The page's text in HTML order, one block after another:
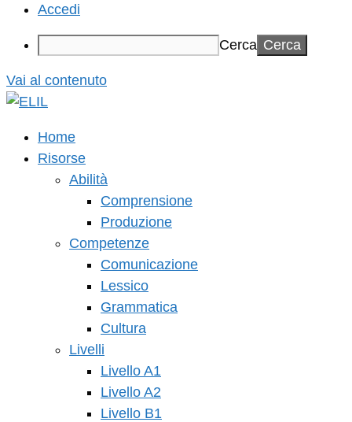
Accedi
Cerca
Vai al contenuto
Home
Risorse
Abilità
Comprensione
Produzione
Competenze
Comunicazione
Lessico
Grammatica
Cultura
Livelli
Livello A1
Livello A2
Livello B1